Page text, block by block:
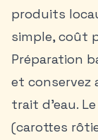
produits
simple, coût
Préparation
et conservez
trait d’eau.
(carottes